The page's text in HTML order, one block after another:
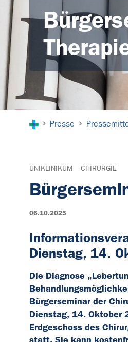
Presse
UNIKLINIKUM CHIRURGIE
06.10.2025
Dienstag, 14.
Die Diagnose
Bürgerseminar der
Dienstag, 14. Oktober
Erdgeschoss des